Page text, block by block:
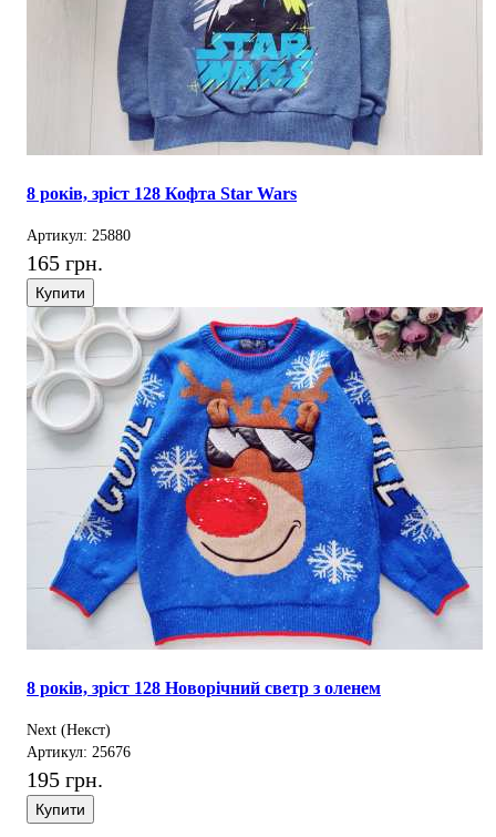
8 років, зріст 128 Кофта Star Wars
Артикул: 25880
165 грн.
Купити
8 років, зріст 128 Новорічний светр з оленем
Next (Некст)
Артикул: 25676
195 грн.
Купити